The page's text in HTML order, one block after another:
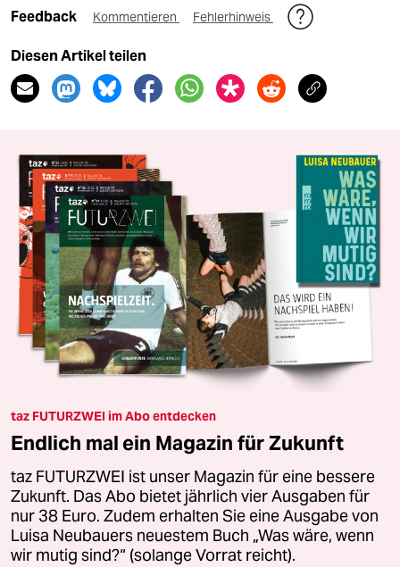
Feedback Kommentieren Fehlerhinweis
Diesen Artikel teilen
taz FUTURZWEI im Abo entdecken
Endlich mal ein Magazin für Zukunft
taz FUTURZWEI ist unser Magazin für eine bessere
Zukunft. Das Abo bietet jährlich vier Ausgaben für
nur 38 Euro. Zudem erhalten Sie eine Ausgabe von
Luisa Neubauers neuestem Buch „Was wäre, wenn
wir mutig sind?“ (solange Vorrat reicht).